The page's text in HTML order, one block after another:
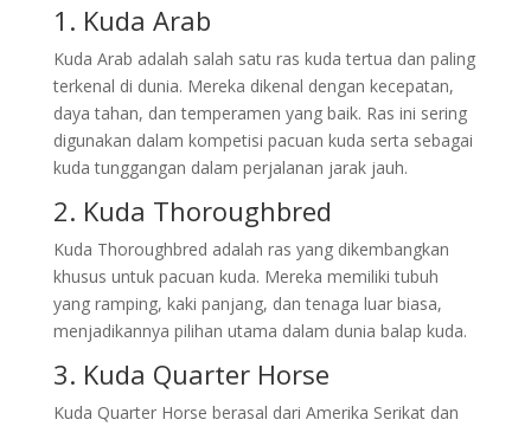
1. Kuda Arab
Kuda Arab adalah salah satu ras kuda tertua dan paling
terkenal di dunia. Mereka dikenal dengan kecepatan,
daya tahan, dan temperamen yang baik. Ras ini sering
digunakan dalam kompetisi pacuan kuda serta sebagai
kuda tunggangan dalam perjalanan jarak jauh.
2. Kuda Thoroughbred
Kuda Thoroughbred adalah ras yang dikembangkan
khusus untuk pacuan kuda. Mereka memiliki tubuh
yang ramping, kaki panjang, dan tenaga luar biasa,
menjadikannya pilihan utama dalam dunia balap kuda.
3. Kuda Quarter Horse
Kuda Quarter Horse berasal dari Amerika Serikat dan